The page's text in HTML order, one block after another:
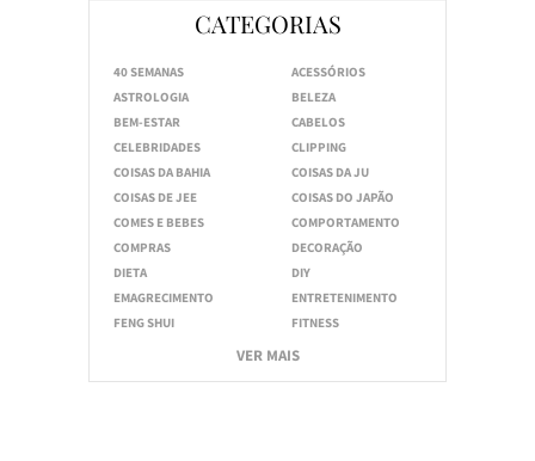
CATEGORIAS
40 SEMANAS
ACESSÓRIOS
ASTROLOGIA
BELEZA
BEM-ESTAR
CABELOS
CELEBRIDADES
CLIPPING
COISAS DA BAHIA
COISAS DA JU
COISAS DE JEE
COISAS DO JAPÃO
COMES E BEBES
COMPORTAMENTO
COMPRAS
DECORAÇÃO
DIETA
DIY
EMAGRECIMENTO
ENTRETENIMENTO
FENG SHUI
FITNESS
VER MAIS